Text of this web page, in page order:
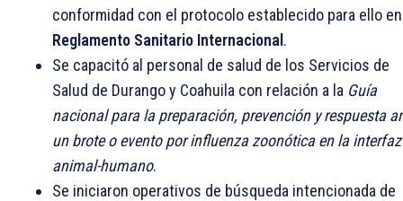
conformidad con el protocolo establecido para ello
Reglamento Sanitario Internacional.
Se capacitó al personal de salud de los Servicios de
Salud de Durango y Coahuila con relación a la Guía
nacional para la preparación, prevención y respuesta
un brote o evento por influenza zoonótica en la interfaz
animal-humano.
Se iniciaron operativos de búsqueda intencionada de